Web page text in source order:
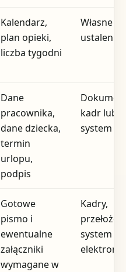
Kalendarz,
plan opieki,
liczba tygodni
Własne
ustalenia
Dane
pracownika,
dane dziecka,
termin
urlopu,
podpis
kadr lub
system
Gotowe
pismo i
ewentualne
załączniki
wymagane w
Kadry,
system